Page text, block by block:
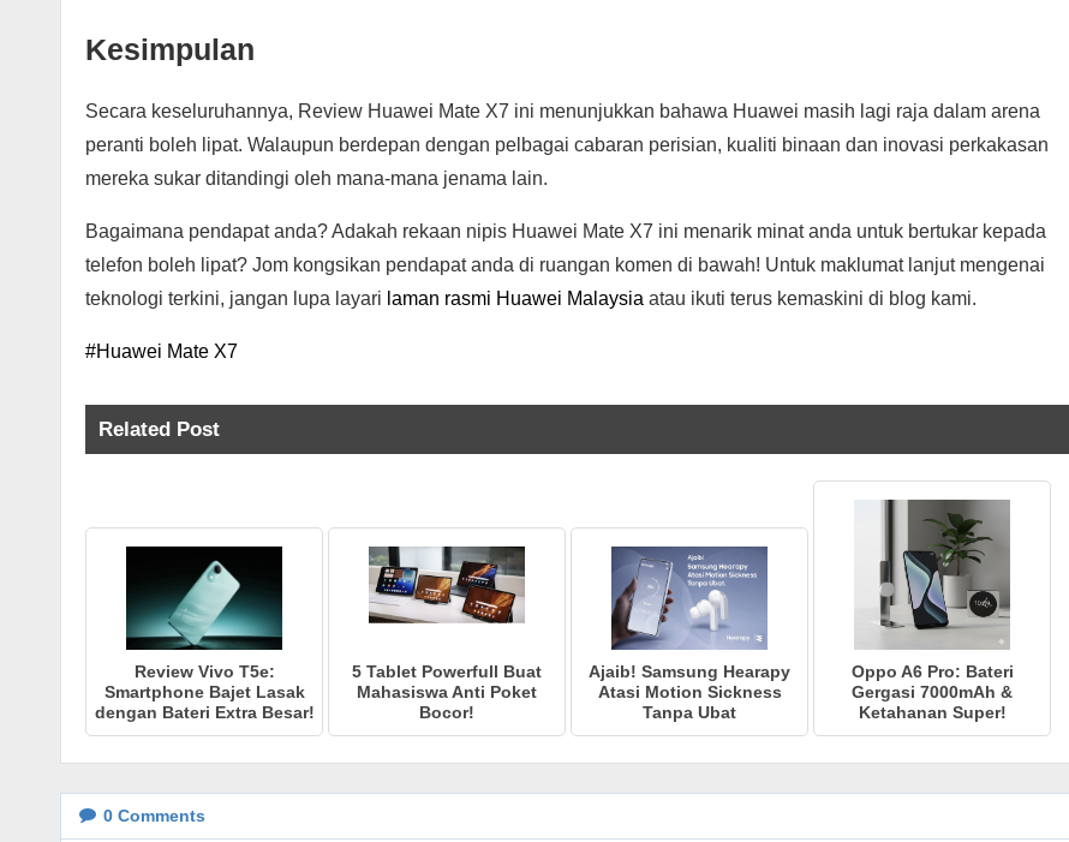
Kesimpulan
Secara keseluruhannya, Review Huawei Mate X7 ini menunjukkan bahawa Huawei masih lagi raja dalam arena
peranti boleh lipat. Walaupun berdepan dengan pelbagai cabaran perisian, kualiti binaan dan inovasi perkakasan
mereka sukar ditandingi oleh mana-mana jenama lain.
Bagaimana pendapat anda? Adakah rekaan nipis Huawei Mate X7 ini menarik minat anda untuk bertukar kepada
telefon boleh lipat? Jom kongsikan pendapat anda di ruangan komen di bawah! Untuk maklumat lanjut mengenai
teknologi terkini, jangan lupa layari laman rasmi Huawei Malaysia atau ikuti terus kemaskini di blog kami.
#Huawei Mate X7
Related Post
Review Vivo T5e:
Smartphone Bajet Lasak
dengan Bateri Extra Besar!
5 Tablet Powerfull Buat
Mahasiswa Anti Poket
Bocor!
Ajaib! Samsung Hearapy
Atasi Motion Sickness
Tanpa Ubat
Oppo A6 Pro: Bateri
Gergasi 7000mAh &
Ketahanan Super!
0 Comments